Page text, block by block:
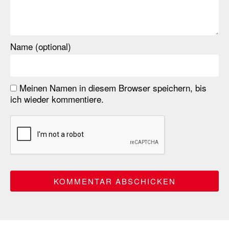
Name (optional)
Meinen Namen in diesem Browser speichern, bis
ich wieder kommentiere.